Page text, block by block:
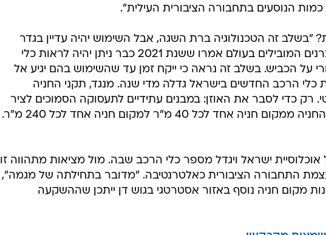
הנוסעים בתחבורה הציבורית העילית".
"בשלב זה הטכנולוגיה ברת השגה, אבל השימוש יהיה עדיין בגדר
ניסוי. נכון לסוף 2018, רוב היצרנים המובילים בעולם אמרו ששנת 2021 כבר ניתן יהיה לראות כלי
על הכביש. בשלב זה נראה כי ייקח זמן עד שהשימוש בהם יגיע אל
כלי הרכב החדשים בישראל גדלה מדי שנה. מנגד, תקני החניה
רק כדי לסבר את האוזן: במבנים עתידיים לתעסוקה הסמוכים לציר
הרכבת הקלה הצטמצם תקן החניה ממקום חניה אחד לכל 40 מ"ר למקום חניה אחד לכל 240 מ"ר.
תגדל אוכלוסיית ישראל ויגדל מספר כלי הרכב שבה. מול מציאות מתהווה זו
התחבורה הציבורית כאלטרנטיבה. "מדובר בתחילתה של מגמה",
מקום חניה נוסף באזור אסטרטגי בגוש דן ייתכן שההשקעה